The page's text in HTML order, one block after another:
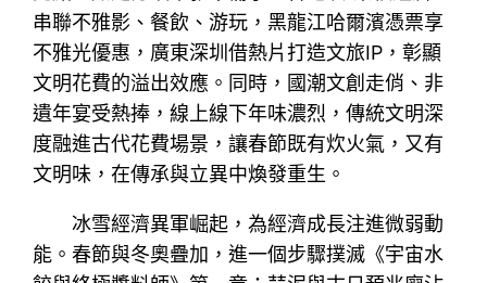
串聯不雅影、餐飲、游玩，黑龍江哈爾濱憑票享
不雅光優惠，廣東深圳借熱片打造文旅IP，彰顯
文明花費的溢出效應。同時，國潮文創走俏、非
遺年宴受熱捧，線上線下年味濃烈，傳統文明深
度融進古代花費場景，讓春節既有炊火氣，又有
文明味，在傳承與立異中煥發重生。
冰雪經濟異軍崛起，為經濟成長注進微弱動
能。春節與冬奧疊加，進一個步驟撲滅《宇宙水